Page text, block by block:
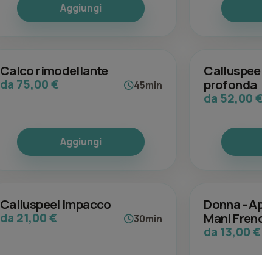
Aggiungi
Calco rimodellante
da 75,00 € 45min
Aggiungi
profonda
da 52,00 €
Calluspeel impacco
da 21,00 € 30min
Donna -
Mani
da 13,00 €